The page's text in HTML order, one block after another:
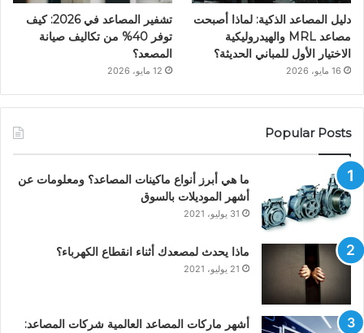
دليل المصاعد الذكية: لماذا أصبحت
مصاعد MRL والهيدروليكية
الاختيار الأول للمباني الحديثة؟
16 مايو، 2026
تشفير المصاعد في 2026: كيف
توفر 40% من تكاليف صيانة
المصعد؟
12 مايو، 2026
Popular Posts
ما هي أبرز أنواع ماكينات المصاعد؟ ومعلومات عن
أشهر الموديلات بالسوق
31 يوليو، 2021
ماذا يحدث لمصعدك أثناء انقطاع الكهرباء؟
21 يوليو، 2021
أشهر ماركات المصاعد العالمية شركات المصاعد: